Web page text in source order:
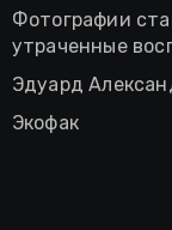
Фотографии
утраченные
Эдуард
Экофак